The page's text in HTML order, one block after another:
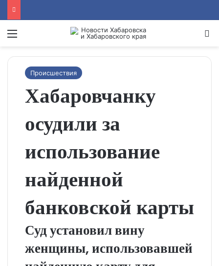
Menu
Происшествия
Хабаровчанку
осудили за
использование
найденной
банковской карты
Суд установил вину
женщины, использовавшей